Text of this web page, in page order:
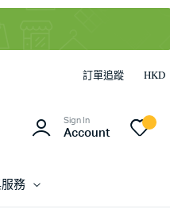
訂單追蹤 HKD
Sign In
Account
務